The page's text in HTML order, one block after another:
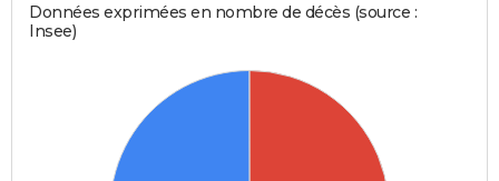
Données exprimées en nombre de décès (source :
Insee)